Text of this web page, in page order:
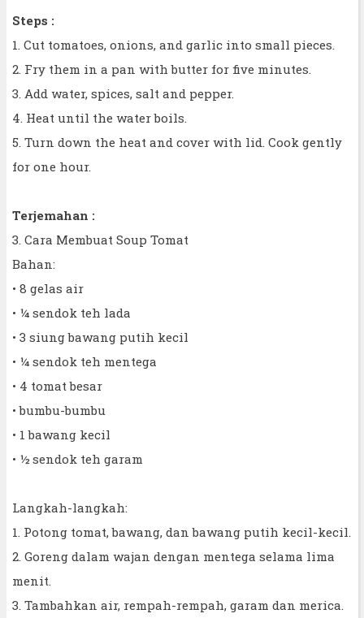
Steps :
1. Cut tomatoes, onions, and garlic into small pieces.
2. Fry them in a pan with butter for five minutes.
3. Add water, spices, salt and pepper.
4. Heat until the water boils.
5. Turn down the heat and cover with lid. Cook gently
for one hour.
Terjemahan :
3. Cara Membuat Soup Tomat
Bahan:
• 8 gelas air
• ¼ sendok teh lada
• 3 siung bawang putih kecil
• ¼ sendok teh mentega
• 4 tomat besar
• bumbu-bumbu
• 1 bawang kecil
• ½ sendok teh garam
Langkah-langkah:
1. Potong tomat, bawang, dan bawang putih kecil-kecil.
2. Goreng dalam wajan dengan mentega selama lima
menit.
3. Tambahkan air, rempah-rempah, garam dan merica.